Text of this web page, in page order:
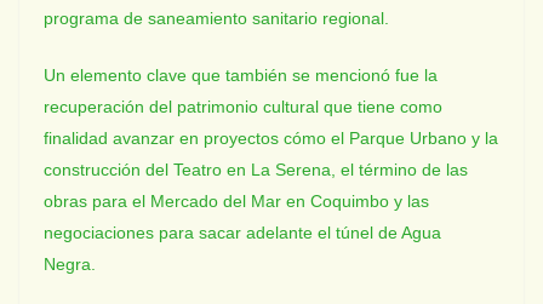
programa de saneamiento sanitario regional.
Un elemento clave que también se mencionó fue la
recuperación del patrimonio cultural que tiene como
finalidad avanzar en proyectos cómo el Parque Urbano y la
construcción del Teatro en La Serena, el término de las
obras para el Mercado del Mar en Coquimbo y las
negociaciones para sacar adelante el túnel de Agua
Negra.